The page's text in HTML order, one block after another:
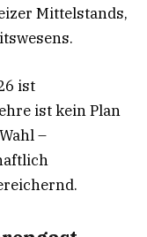
Mittelstands,
ist
ist kein Plan
–